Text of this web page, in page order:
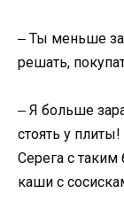
‒ Ты меньше
решать,
‒ Я больше
стоять у
Серега с
каши с